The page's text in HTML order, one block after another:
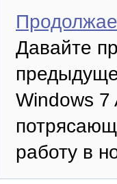
Давайте
Windows 7
работу в